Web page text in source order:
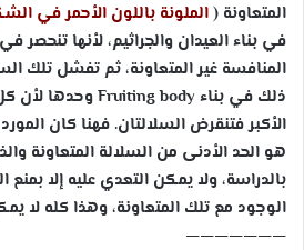
المتعاونة (الملونة باللون الأحمر في
في بناء العيدان والجراثيم، لأنها
المنافسة غير المتعاونة، ثم تفشل تلك
ذلك في بناء
وحدها لأن
الأكبر فتنقرض السلالتان. فهنا كان
هو الحد الأدنى من السلالة المتعاونة
بالدراسة، ولا يمكن التعدي عليه إلا بمنع
الوجود مع تلك المتعاونة، وهذا كله لا
———————